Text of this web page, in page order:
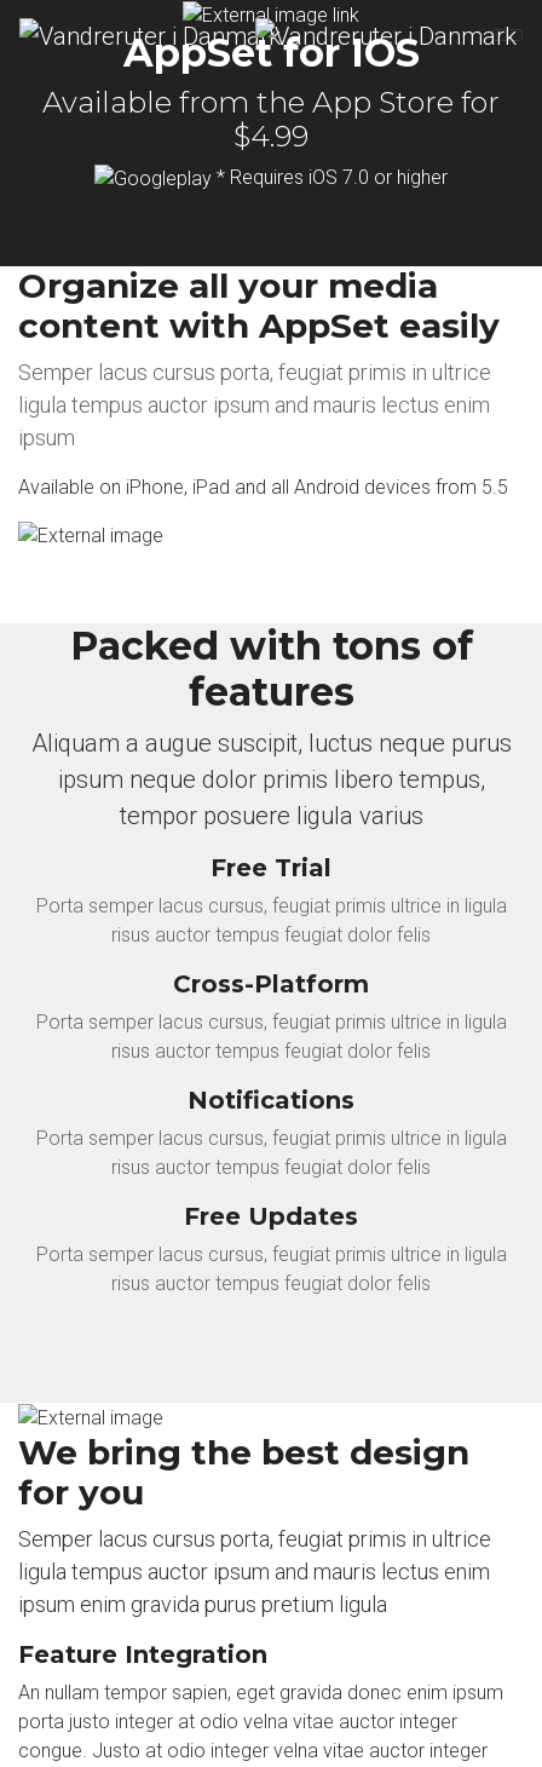
AppSet for IOS
Available from the App Store for
$4.99
* Requires iOS 7.0 or higher
Organize all your media
content with AppSet easily
Semper lacus cursus porta, feugiat primis in ultrice
ligula tempus auctor ipsum and mauris lectus enim
ipsum
Available on iPhone, iPad and all Android devices from 5.5
Packed with tons of
features
Aliquam a augue suscipit, luctus neque purus
ipsum neque dolor primis libero tempus,
tempor posuere ligula varius
Free Trial
Porta semper lacus cursus, feugiat primis ultrice in ligula
risus auctor tempus feugiat dolor felis
Cross-Platform
Porta semper lacus cursus, feugiat primis ultrice in ligula
risus auctor tempus feugiat dolor felis
Notifications
Porta semper lacus cursus, feugiat primis ultrice in ligula
risus auctor tempus feugiat dolor felis
Free Updates
Porta semper lacus cursus, feugiat primis ultrice in ligula
risus auctor tempus feugiat dolor felis
We bring the best design
for you
Semper lacus cursus porta, feugiat primis in ultrice
ligula tempus auctor ipsum and mauris lectus enim
ipsum enim gravida purus pretium ligula
Feature Integration
An nullam tempor sapien, eget gravida donec enim ipsum
porta justo integer at odio velna vitae auctor integer
congue. Justo at odio integer velna vitae auctor integer